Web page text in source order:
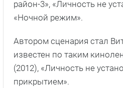
район-3», «Личность не
«Ночной режим».
Автором сценария стал
известен по таким
(2012), «Личность не
прикрытием».